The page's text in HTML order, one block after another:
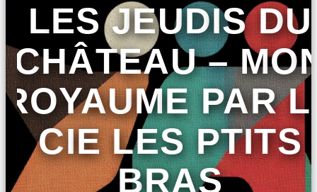
LES JEUDIS DU
CHÂTEAU –
ROYAUME PAR
CIE LES PTITS
BRAS